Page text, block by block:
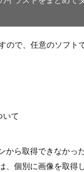
ので、任意のソフト
いて
から取得できなかっ
、個別に画像を取得